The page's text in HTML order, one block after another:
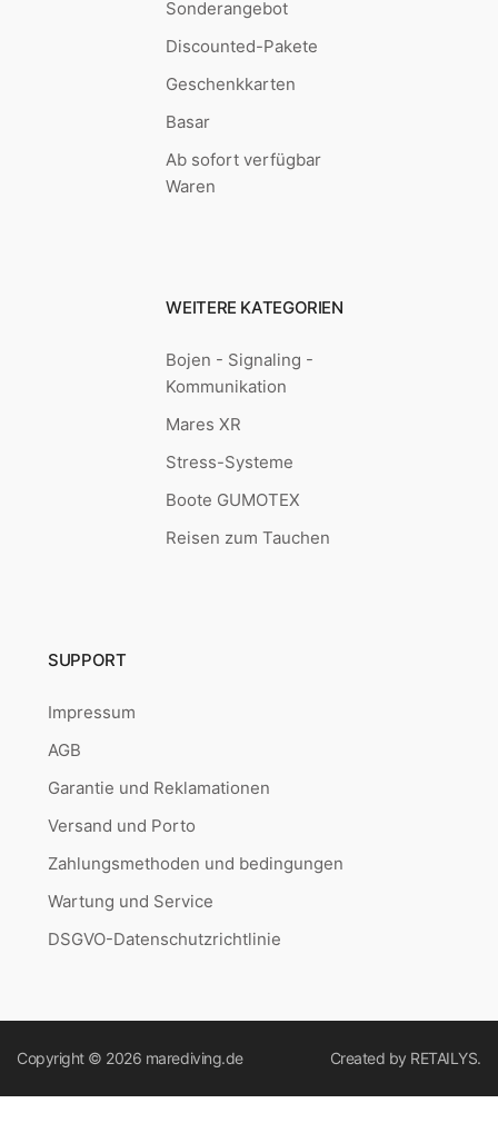
Sonderangebot
Discounted-Pakete
Geschenkkarten
Basar
Ab sofort verfügbar
Waren
WEITERE KATEGORIEN
Bojen - Signaling -
Kommunikation
Mares XR
Stress-Systeme
Boote GUMOTEX
Reisen zum Tauchen
SUPPORT
Impressum
AGB
Garantie und Reklamationen
Versand und Porto
Zahlungsmethoden und bedingungen
Wartung und Service
DSGVO-Datenschutzrichtlinie
Copyright © 2026 marediving.de Created by RETAILYS.